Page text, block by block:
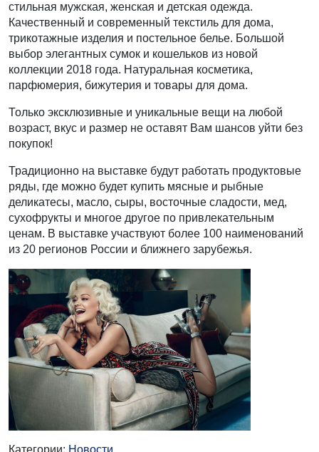
стильная мужская, женская и детская одежда.
Качественный и современный текстиль для дома,
трикотажные изделия и постельное белье. Большой
выбор элегантных сумок и кошельков из новой
коллекции 2018 года. Натуральная косметика,
парфюмерия, бижутерия и товары для дома.
Только эксклюзивные и уникальные вещи на любой
возраст, вкус и размер не оставят Вам шансов уйти без
покупок!
Традиционно на выставке будут работать продуктовые
ряды, где можно будет купить мясные и рыбные
деликатесы, масло, сыры, восточные сладости, мед,
сухофрукты и многое другое по привлекательным
ценам. В выставке участвуют более 100 наименований
из 20 регионов России и ближнего зарубежья.
Категории: Новости